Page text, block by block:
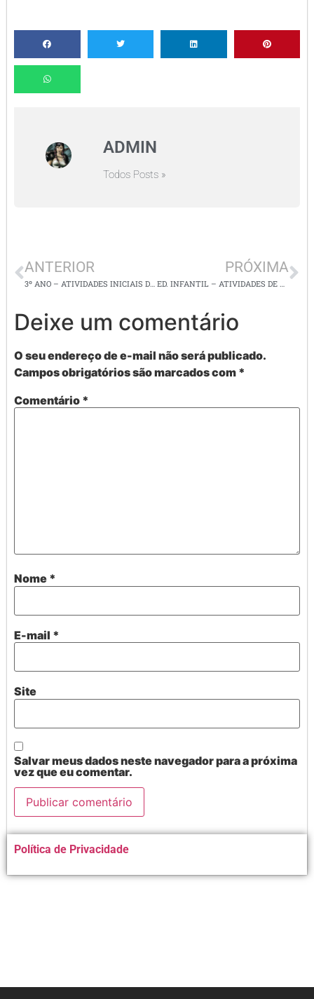
ADMIN
Todos Posts »
ANTERIOR
3º ANO – ATIVIDADES INICIAIS DE LÍNGUA PORTUGUESA Nº 2
PRÓXIMA
ED. INFANTIL – ATIVIDADES DE COORDENAÇÃO MOTORA
Deixe um comentário
O seu endereço de e-mail não será publicado.
Campos obrigatórios são marcados com *
Comentário *
Nome *
E-mail *
Site
Salvar meus dados neste navegador para a próxima
vez que eu comentar.
Alternative:
Política de Privacidade